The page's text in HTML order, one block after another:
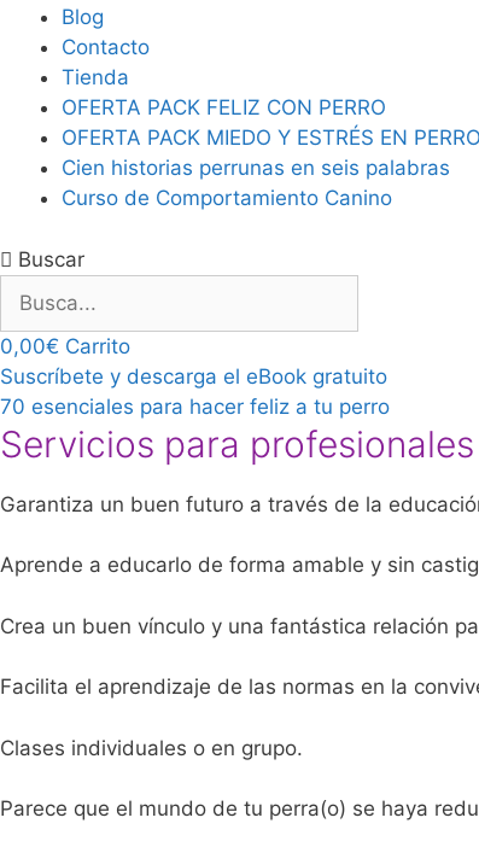
Blog
Contacto
Tienda
OFERTA PACK FELIZ CON PERRO
OFERTA PACK MIEDO Y ESTRÉS EN
Cien historias perrunas en seis palabras
Curso de Comportamiento Canino
Buscar
0,00€ Carrito
Suscríbete y descarga el eBook gratuito
70 esenciales para hacer feliz a tu perro
Servicios para profesionales
Garantiza un buen futuro a través de la
Aprende a educarlo de forma amable y sin
Crea un buen vínculo y una fantástica relación
Facilita el aprendizaje de las normas en la
Clases individuales o en grupo.
Parece que el mundo de tu perra(o) se haya